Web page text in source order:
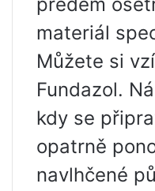
materiál
Můžete si
Fundazol.
kdy se
opatrně
navlhčené